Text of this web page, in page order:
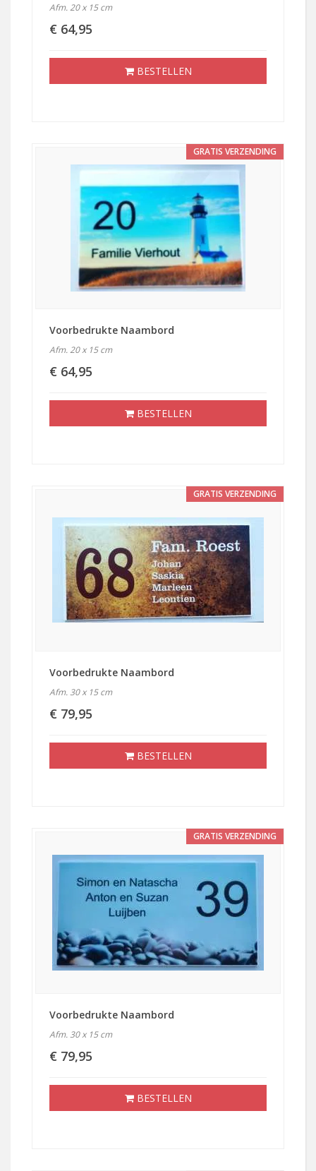
Afm. 20 x 15 cm
€ 64,95
BESTELLEN
GRATIS VERZENDING
Voorbedrukte Naambord
Afm. 20 x 15 cm
€ 64,95
BESTELLEN
GRATIS VERZENDING
Voorbedrukte Naambord
Afm. 30 x 15 cm
€ 79,95
BESTELLEN
GRATIS VERZENDING
Voorbedrukte Naambord
Afm. 30 x 15 cm
€ 79,95
BESTELLEN